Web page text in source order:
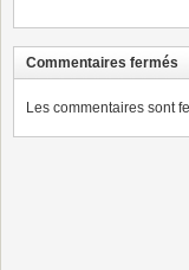
Commentaires fermés
Les commentaires sont